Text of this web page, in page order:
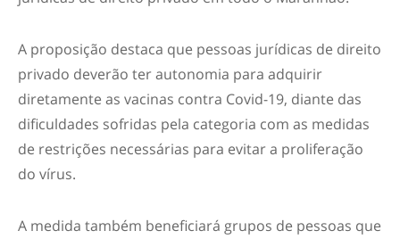
A proposição destaca que pessoas jurídicas de direito
privado deverão ter autonomia para adquirir
diretamente as vacinas contra Covid-19, diante das
dificuldades sofridas pela categoria com as medidas
de restrições necessárias para evitar a proliferação
do vírus.
A medida também beneficiará grupos de pessoas que